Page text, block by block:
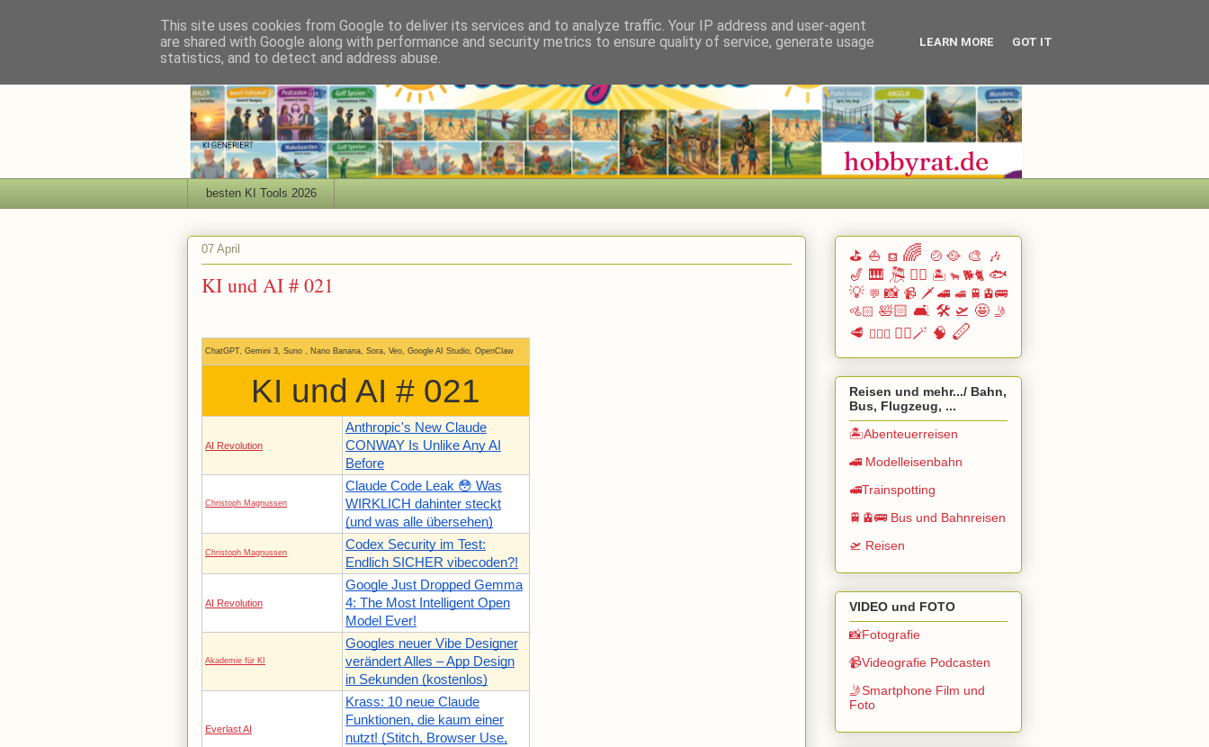
besten KI Tools 2026
07 April
KI und AI # 021
ChatGPT, Gemini 3, Suno , Nano Banana, Sora, Veo, Google AI Studio, OpenClaw
KI und AI # 021
AI Revolution
Anthropic's New Claude
CONWAY Is Unlike Any AI
Before
Christoph Magnussen
Claude Code Leak 😳 Was
WIRKLICH dahinter steckt
(und was alle übersehen)
Christoph Magnussen
Codex Security im Test:
Endlich SICHER vibecoden?!
AI Revolution
Google Just Dropped Gemma
4: The Most Intelligent Open
Model Ever!
Akademie für KI
Googles neuer Vibe Designer
verändert Alles – App Design
in Sekunden (kostenlos)
Everlast AI
Krass: 10 neue Claude
Funktionen, die kaum einer
nutzt! (Stitch, Browser Use,
⛳ ⛵ ⛾ 🌈 🍲🥘 🎨 🎶
🎷 🎹 🎘 🏄🏽 🏝️ 🐂 🐕🐈 🐟
💡 💬 📸 📹 🗡️ 🚄 🚅 🚆🚊🚌
🚵🏻 🛀🏻 🛋️ 🛠️ 🛫 🤩 🤳
🥩 🧗🏻‍♀️ 🧙‍♂️🪄 🧠 🪈
Reisen und mehr.../ Bahn,
Bus, Flugzeug, ...
🏝️Abenteuerreisen
🚄 Modelleisenbahn
🚅Trainspotting
🚆🚊🚌 Bus und Bahnreisen
🛫 Reisen
VIDEO und FOTO
📸Fotografie
📹Videografie Podcasten
🤳Smartphone Film und
Foto
This site uses cookies from Google to deliver its services and to analyze traffic. Your IP address and user-agent
are shared with Google along with performance and security metrics to ensure quality of service, generate usage
statistics, and to detect and address abuse.
LEARN MORE GOT IT